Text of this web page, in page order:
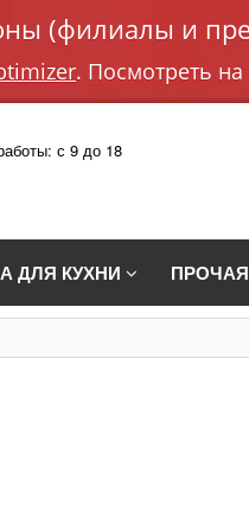
(филиалы и
. Посмотреть на
с 9 до 18
ДЛЯ КУХНИ